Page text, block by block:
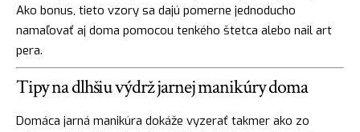
Ako bonus, tieto vzory sa dajú pomerne jednoducho
namaľovať aj doma pomocou tenkého štetca alebo nail art
pera.
Tipy na dlhšiu výdrž jarnej manikúry doma
Domáca jarná manikúra dokáže vyzerať takmer ako zo